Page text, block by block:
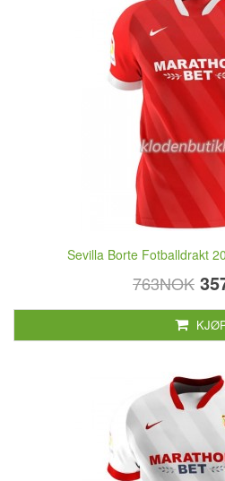
Sevilla Borte Fotballdrakt
763NOK